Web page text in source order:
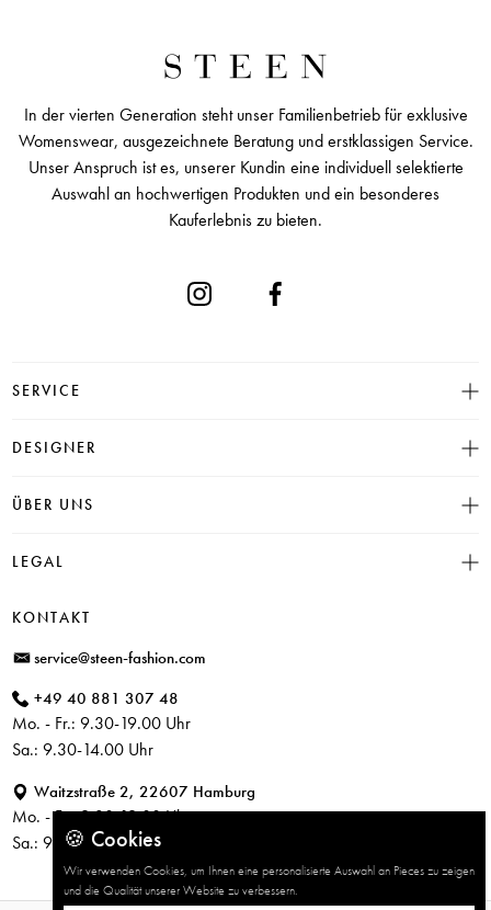
In der vierten Generation steht unser Familienbetrieb für exklusive
Womenswear, ausgezeichnete Beratung und erstklassigen Service.
Unser Anspruch ist es, unserer Kundin eine individuell selektierte
Auswahl an hochwertigen Produkten und ein besonderes
Kauferlebnis zu bieten.
SERVICE
Größentabelle
Häufige Fragen
Rücksendung
DESIGNER
INSIEME
JUVIA
CANDICE COOPER
+ Mehr Designer
ÜBER UNS
Historie
LEGAL
Impressum
KONTAKT
service@steen-fashion.com
+49 40 881 307 48
Mo. - Fr.: 9.30-19.00 Uhr
Sa.: 9.30-14.00 Uhr
Waitzstraße 2, 22607 Hamburg
Mo. - Fr.: 9.30-19.00 Uhr
Sa.: 9.30-14.00 Uhr
🍪 Cookies
Wir verwenden Cookies, um Ihnen eine personalisierte Auswahl an Pieces zu zeigen
und die Qualität unserer Website zu verbessern.